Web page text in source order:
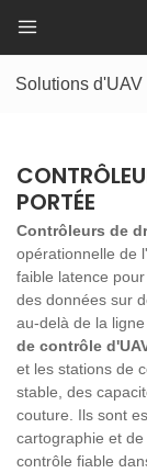
Solutions d'UAV
PORTÉE
Contrôleurs de
opérationnelle de
faible latence
des données sur
au-delà de la
de contrôle
et les stations de
stable, des
couture. Ils sont
cartographie et
contrôle fiable